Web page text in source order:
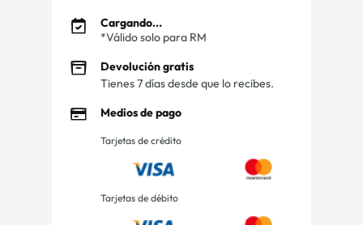
Cargando...
*Válido solo para RM
Devolución gratis
Tienes 7 días desde que lo recibes.
Medios de pago
Tarjetas de crédito
Tarjetas de débito